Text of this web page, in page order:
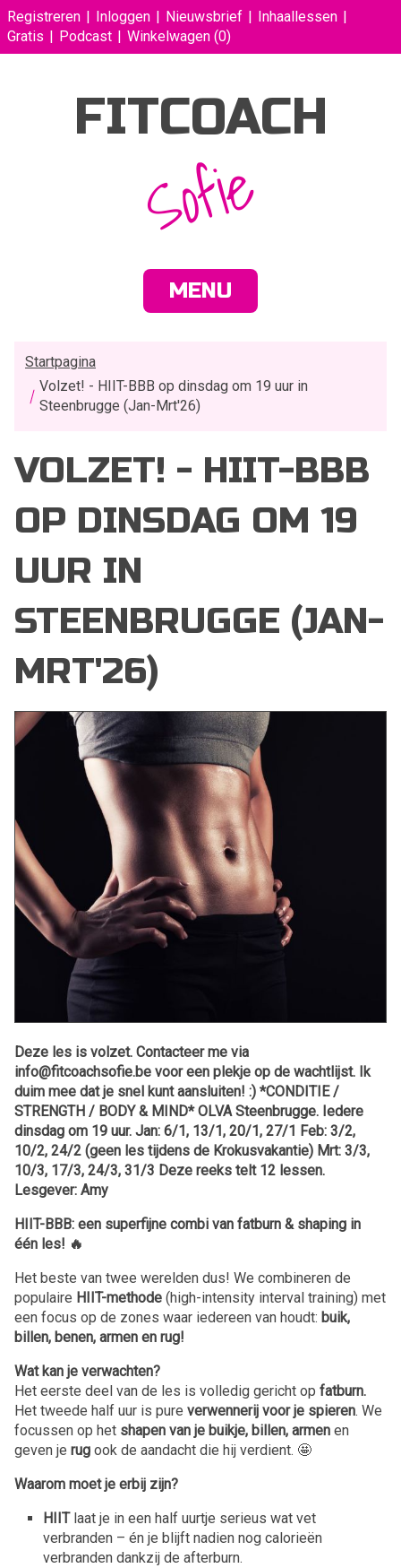
Registreren Inloggen Nieuwsbrief
Inhaallessen
Gratis
Podcast Winkelwagen (0)
FITCOACH
Sofie
MENU
Startpagina
Volzet! - HIIT-BBB op dinsdag om 19 uur in
Steenbrugge (Jan-Mrt'26)
VOLZET! - HIIT-BBB
OP DINSDAG OM 19
UUR IN
STEENBRUGGE (JAN-
MRT'26)
Deze les is volzet. Contacteer me via
info@fitcoachsofie.be voor een plekje op de wachtlijst. Ik
duim mee dat je snel kunt aansluiten! :) *CONDITIE /
STRENGTH / BODY & MIND* OLVA Steenbrugge. Iedere
dinsdag om 19 uur. Jan: 6/1, 13/1, 20/1, 27/1 Feb: 3/2,
10/2, 24/2 (geen les tijdens de Krokusvakantie) Mrt: 3/3,
10/3, 17/3, 24/3, 31/3 Deze reeks telt 12 lessen.
Lesgever: Amy
HIIT-BBB: een superfijne combi van fatburn & shaping in
één les! 🔥
Het beste van twee werelden dus! We combineren de
populaire HIIT-methode (high-intensity interval training) met
een focus op de zones waar iedereen van houdt: buik,
billen, benen, armen en rug!
Wat kan je verwachten?
Het eerste deel van de les is volledig gericht op fatburn.
Het tweede half uur is pure verwennerij voor je spieren. We
focussen op het shapen van je buikje, billen, armen en
geven je rug ook de aandacht die hij verdient. 🤩
Waarom moet je erbij zijn?
HIITlaat je in een half uurtje serieus wat vet
verbranden – én je blijft nadien nog calorieën
verbranden dankzij de afterburn.